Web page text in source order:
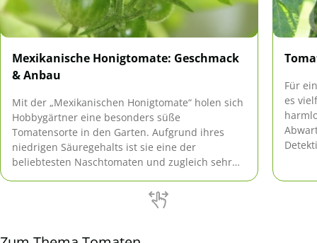
Mexikanische Honigtomate: Geschmack
& Anbau
Mit der „Mexikanischen Honigtomate“ holen sich
Hobbygärtner eine besonders süße
Tomatensorte in den Garten. Aufgrund ihres
niedrigen Säuregehalts ist sie eine der
beliebtesten Naschtomaten und zugleich sehr
Für
es